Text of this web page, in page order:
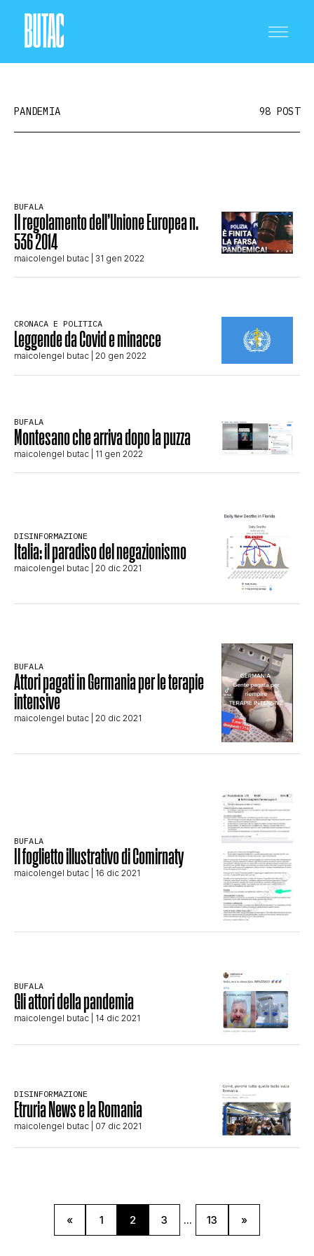
SCIENZA E TECNOLOGIA
SALUTE E MEDICINA
STORIA E CITAZIONI
COMPLOTTI, LEGGENDE URBANE ED
EDITORIALI
CONTATTI
CHI SIAMO
PANDEMIA 98 POST
BUFALA
Il regolamento dell’Unione Europea n.
536 2014
maicolengel butac | 31 gen 2022
CRONACA E POLITICA
Leggende da Covid e minacce
maicolengel butac | 20 gen 2022
BUFALA
Montesano che arriva dopo la puzza
maicolengel butac | 11 gen 2022
DISINFORMAZIONE
Italia: il paradiso del negazionismo
maicolengel butac | 20 dic 2021
BUFALA
Attori pagati in Germania per le terapie
intensive
maicolengel butac | 20 dic 2021
BUFALA
Il foglietto illustrativo di Comirnaty
maicolengel butac | 16 dic 2021
BUFALA
Gli attori della pandemia
maicolengel butac | 14 dic 2021
DISINFORMAZIONE
Etruria News e la Romania
maicolengel butac | 07 dic 2021
« 1 2 3 ... 13 »